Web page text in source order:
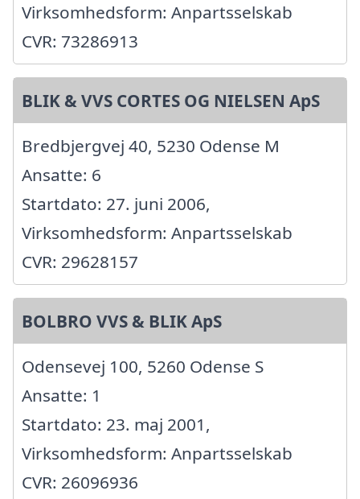
Virksomhedsform: Anpartsselskab
CVR: 73286913
BLIK & VVS CORTES OG NIELSEN ApS
Bredbjergvej 40, 5230 Odense M
Ansatte: 6
Startdato: 27. juni 2006,
Virksomhedsform: Anpartsselskab
CVR: 29628157
BOLBRO VVS & BLIK ApS
Odensevej 100, 5260 Odense S
Ansatte: 1
Startdato: 23. maj 2001,
Virksomhedsform: Anpartsselskab
CVR: 26096936